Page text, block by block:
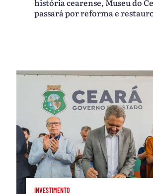
história cearense, Museu do
passará por reforma e
INVESTIMENTO